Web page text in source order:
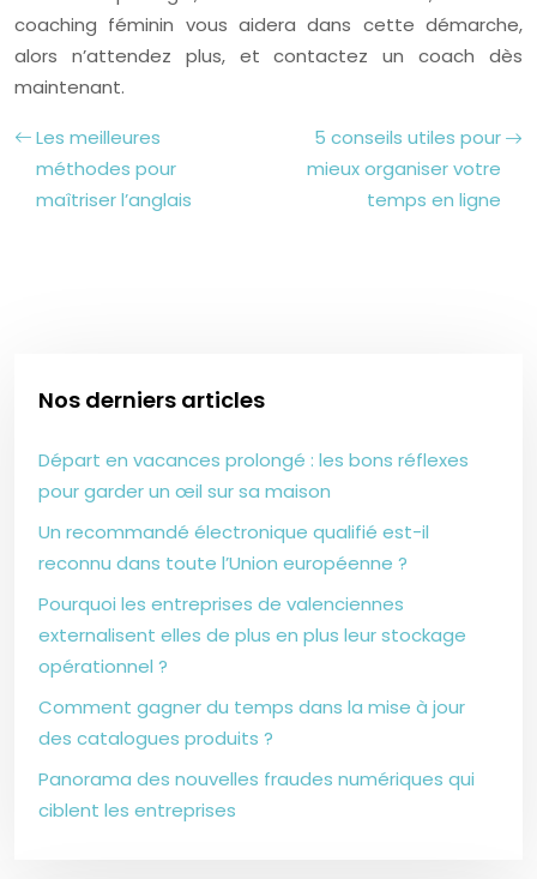
coaching féminin vous aidera dans cette démarche,
alors n’attendez plus, et contactez un coach dès
maintenant.
Les meilleures
méthodes pour
maîtriser l’anglais
5 conseils utiles pour
mieux organiser votre
temps en ligne
Nos derniers articles
Départ en vacances prolongé : les bons réflexes
pour garder un œil sur sa maison
Un recommandé électronique qualifié est-il
reconnu dans toute l’Union européenne ?
Pourquoi les entreprises de valenciennes
externalisent elles de plus en plus leur stockage
opérationnel ?
Comment gagner du temps dans la mise à jour
des catalogues produits ?
Panorama des nouvelles fraudes numériques qui
ciblent les entreprises